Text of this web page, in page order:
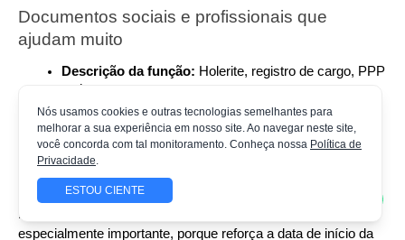
Documentos sociais e profissionais que
ajudam muito
Descrição da função: Holerite, registro de cargo, PPP
se houver;
Declarações sobre adaptações no trabalho:
existirem;
Registros de afastamentos e CAT, se houve
acidente;
Prontuários hospitalares do período do evento.
No caso da Juliana, a documentação antiga (de 2010) é
especialmente importante, porque reforça a data de início da
Nós usamos cookies e outras tecnologias semelhantes para
melhorar a sua experiência em nosso site. Ao navegar neste site,
você concorda com tal monitoramento. Conheça nossa Política de
Privacidade.
ESTOU CIENTE